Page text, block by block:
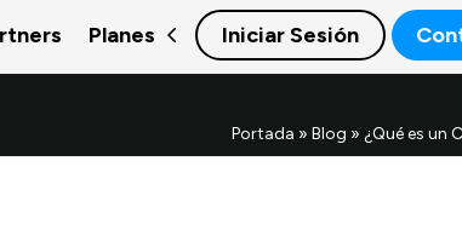
Planes Iniciar Sesión
Portada » Blog » ¿Qué es un